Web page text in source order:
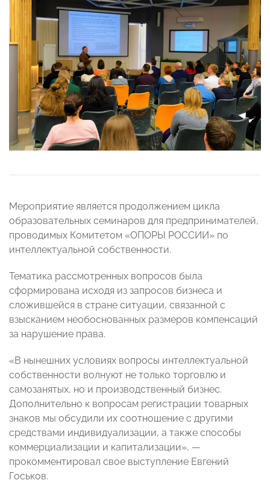
Мероприятие является продолжением цикла
образовательных семинаров для предпринимателей,
проводимых Комитетом «ОПОРЫ РОССИИ» по
интеллектуальной собственности.
Тематика рассмотренных вопросов была
сформирована исходя из запросов бизнеса и
сложившейся в стране ситуации, связанной с
взысканием необоснованных размеров компенсаций
за нарушение права.
«В нынешних условиях вопросы интеллектуальной
собственности волнуют не только торговлю и
самозанятых, но и производственный бизнес.
Дополнительно к вопросам регистрации товарных
знаков мы обсудили их соотношение с другими
средствами индивидуализации, а также способы
коммерциализации и капитализации», —
прокомментировал свое выступление Евгений
Госьков.